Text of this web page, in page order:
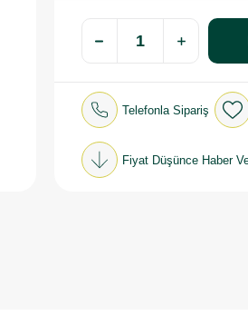
Telefonla Sipariş
Fiyat Düşünce Haber